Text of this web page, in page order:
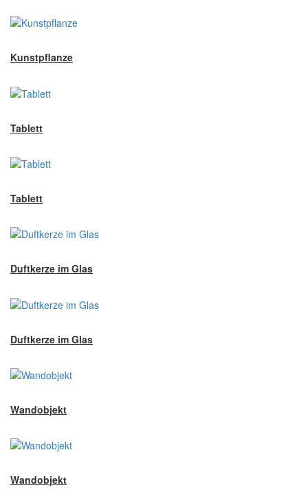
Kunstpflanze
Tablett
Tablett
Duftkerze im Glas
Duftkerze im Glas
Wandobjekt
Wandobjekt